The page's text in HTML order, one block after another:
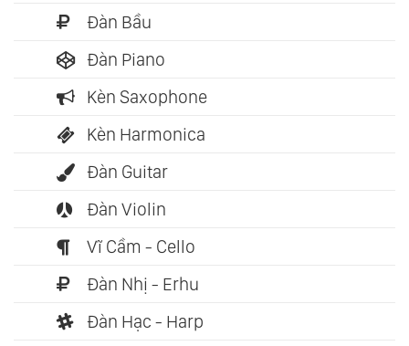
Đàn Bầu
Đàn Piano
Kèn Saxophone
Kèn Harmonica
Đàn Guitar
Đàn Violin
Vĩ Cầm - Cello
Đàn Nhị - Erhu
Đàn Hạc - Harp